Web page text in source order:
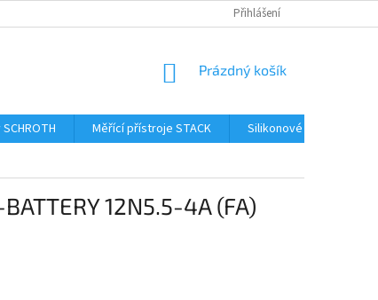
Přihlášení
NÁKUPNÍ
Prázdný košík
Měřící přístroje STACK
Silikonové hadice
12N5.5-4A (FA)